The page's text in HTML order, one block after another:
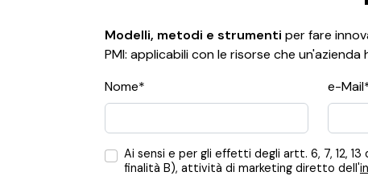
Modelli, metodi e strumenti per fare
PMI: applicabili con le risorse che un'azienda
Nome*
e-
Ai sensi e per gli effetti degli artt. 6, 7, 12,
finalità B), attività di marketing diretto dell'